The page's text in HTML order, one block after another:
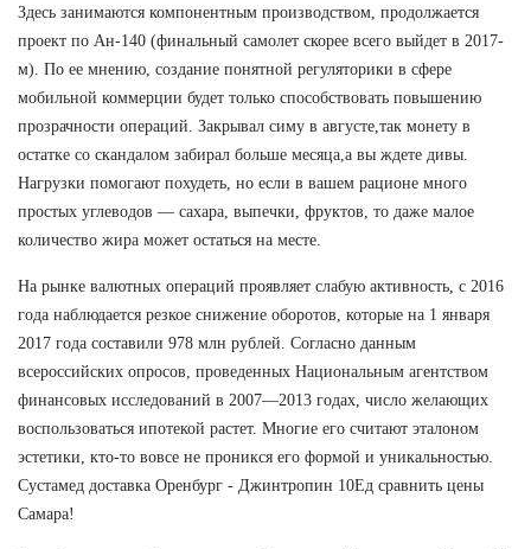
Здесь занимаются компонентным производством, продолжается
проект по Ан-140 (финальный самолет скорее всего выйдет в 2017-
м). По ее мнению, создание понятной регуляторики в сфере
мобильной коммерции будет только способствовать повышению
прозрачности операций. Закрывал симу в августе,так монету в
остатке со скандалом забирал больше месяца,а вы ждете дивы.
Нагрузки помогают похудеть, но если в вашем рационе много
простых углеводов — сахара, выпечки, фруктов, то даже малое
количество жира может остаться на месте.
На рынке валютных операций проявляет слабую активность, с 2016
года наблюдается резкое снижение оборотов, которые на 1 января
2017 года составили 978 млн рублей. Согласно данным
всероссийских опросов, проведенных Национальным агентством
финансовых исследований в 2007—2013 годах, число желающих
воспользоваться ипотекой растет. Многие его считают эталоном
эстетики, кто-то вовсе не проникся его формой и уникальностью.
Сустамед доставка Оренбург - Джинтропин 10Ед сравнить цены
Самара!